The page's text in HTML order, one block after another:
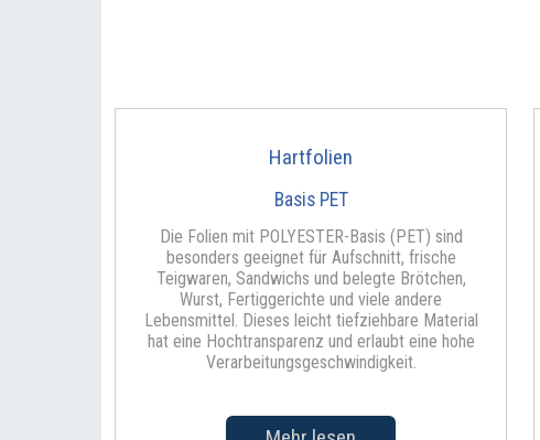
Hartfolien
Basis PET
Die Folien mit POLYESTER-Basis (PET) sind
besonders geeignet für Aufschnitt, frische
Teigwaren, Sandwichs und belegte Brötchen,
Wurst, Fertiggerichte und viele andere
Lebensmittel. Dieses leicht tiefziehbare Material
hat eine Hochtransparenz und erlaubt eine hohe
Verarbeitungsgeschwindigkeit.